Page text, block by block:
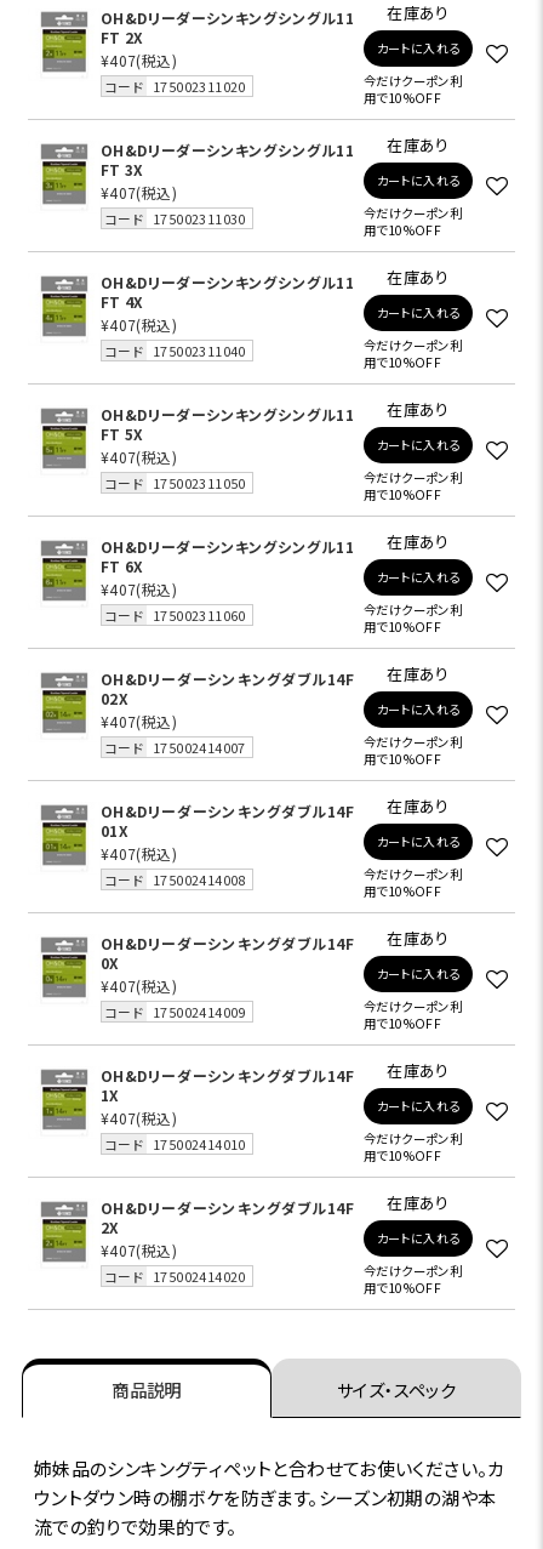
OH&Dリーダーシンキングシングル11
FT 2X
¥407(税込)
コード 175002311020
在庫あり
カートに入れる
今だけクーポン利
用で10%OFF
OH&Dリーダーシンキングシングル11
FT 3X
¥407(税込)
コード 175002311030
在庫あり
カートに入れる
今だけクーポン利
用で10%OFF
OH&Dリーダーシンキングシングル11
FT 4X
¥407(税込)
コード 175002311040
在庫あり
カートに入れる
今だけクーポン利
用で10%OFF
OH&Dリーダーシンキングシングル11
FT 5X
¥407(税込)
コード 175002311050
在庫あり
カートに入れる
今だけクーポン利
用で10%OFF
OH&Dリーダーシンキングシングル11
FT 6X
¥407(税込)
コード 175002311060
在庫あり
カートに入れる
今だけクーポン利
用で10%OFF
OH&Dリーダーシンキングダブル14F
02X
¥407(税込)
コード 175002414007
在庫あり
カートに入れる
今だけクーポン利
用で10%OFF
OH&Dリーダーシンキングダブル14F
01X
¥407(税込)
コード 175002414008
在庫あり
カートに入れる
今だけクーポン利
用で10%OFF
OH&Dリーダーシンキングダブル14F
0X
¥407(税込)
コード 175002414009
在庫あり
カートに入れる
今だけクーポン利
用で10%OFF
OH&Dリーダーシンキングダブル14F
1X
¥407(税込)
コード 175002414010
在庫あり
カートに入れる
今だけクーポン利
用で10%OFF
OH&Dリーダーシンキングダブル14F
2X
¥407(税込)
コード 175002414020
在庫あり
カートに入れる
今だけクーポン利
用で10%OFF
商品説明 サイズ・スペック
姉妹品のシンキングティペットと合わせてお使いください。カ
ウントダウン時の棚ボケを防ぎます。シーズン初期の湖や本
流での釣りで効果的です。